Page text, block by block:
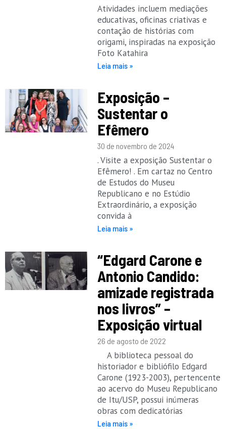
Atividades incluem mediações
educativas, oficinas criativas e
contação de histórias com
origami, inspiradas na exposição
Foto Katahira
Leia mais »
Exposição –
Sustentar o
Efêmero
30 de novembro de 2024
. Visite a exposição Sustentar o
Efêmero! . Em cartaz no Centro
de Estudos do Museu
Republicano e no Estúdio
Extraordinário, a exposição
convida à
Leia mais »
“Edgard Carone e
Antonio Candido:
amizade registrada
nos livros” –
Exposição virtual
26 de agosto de 2022
A biblioteca pessoal do
historiador e bibliófilo Edgard
Carone (1923-2003), pertencente
ao acervo do Museu Republicano
de Itu/USP, possui inúmeras
obras com dedicatórias
Leia mais »